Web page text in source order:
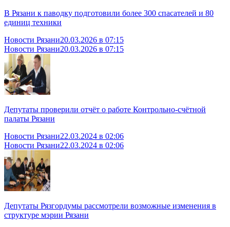
В Рязани к паводку подготовили более 300 спасателей и 80
единиц техники
Новости Рязани20.03.2026 в 07:15
Новости Рязани20.03.2026 в 07:15
Депутаты проверили отчёт о работе Контрольно-счётной
палаты Рязани
Новости Рязани22.03.2024 в 02:06
Новости Рязани22.03.2024 в 02:06
Депутаты Рязгордумы рассмотрели возможные изменения в
структуре мэрии Рязани